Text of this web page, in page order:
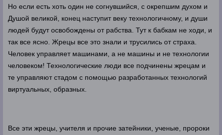
Но если есть хоть один не согнувшийся, с окрепшим духом и
Душой великой, конец наступит веку технологичному, и души
людей будут освобождены от рабства. Тут к бабкам не ходи, и
так все ясно. Жрецы все это знали и трусились от страха.
Человек управляет машинами, а не машины и не технологии
человеком! Технологические люди все подчинены жрецам и
те управляют стадом с помощью разработанных технологий
виртуальных, образных.
Все эти жрецы, учителя и прочие затейники, ученые, пророки